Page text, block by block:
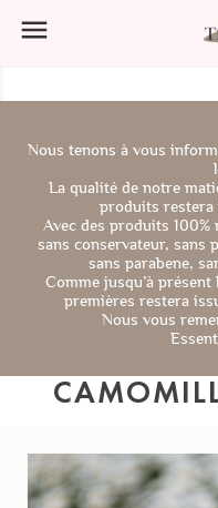

Nous tenons à vous
La qualité de notre
produits restera
Avec des produits
sans conservateur, sans
sans parabene,
Comme jusqu’à
premières restera
Nous vous